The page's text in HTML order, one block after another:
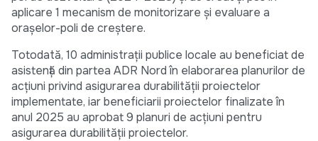
aplicare 1 mecanism de monitorizare și evaluare a
orașelor-poli de creștere.
Totodată, 10 administrații publice locale au beneficiat de
asistență din partea ADR Nord în elaborarea planurilor de
acțiuni privind asigurarea durabilității proiectelor
implementate, iar beneficiarii proiectelor finalizate în
anul 2025 au aprobat 9 planuri de acțiuni pentru
asigurarea durabilității proiectelor.